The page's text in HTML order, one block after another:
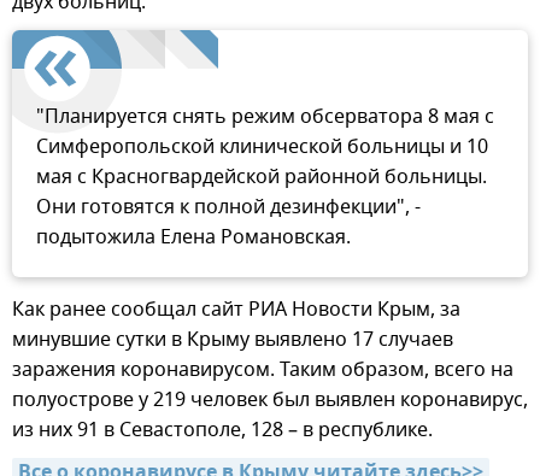
"Планируется снять режим обсерватора 8 мая с
Симферопольской клинической больницы и 10
мая с Красногвардейской районной больницы.
Они готовятся к полной дезинфекции", -
подытожила Елена Романовская.
Как ранее сообщал сайт РИА Новости Крым, за
минувшие сутки в Крыму выявлено 17 случаев
заражения коронавирусом. Таким образом, всего на
полуострове у 219 человек был выявлен коронавирус,
из них 91 в Севастополе, 128 – в республике.